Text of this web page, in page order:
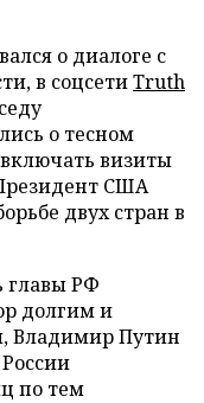
о диалоге с
в соцсетиTruth
о тесном
визиты
США
двух стран в
главы РФ
долгим и
Владимир Путин
по тем